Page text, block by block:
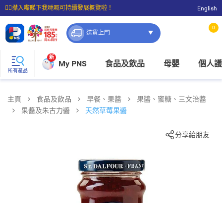
☝🏼㩒入嚟睇下我哋嘅可持續發展概覽啦！
⭐購物滿$399即享免費送貨；滿$100即可免費店取。
English
送貨上門
0
所有產品
新
My PNS 食品及飲品 母嬰 個人
主頁 食品及飲品 早餐、果醬
果醬、蜜糖、三文治醬
果醬及朱古力醬
天然草莓果醬
分享給朋友